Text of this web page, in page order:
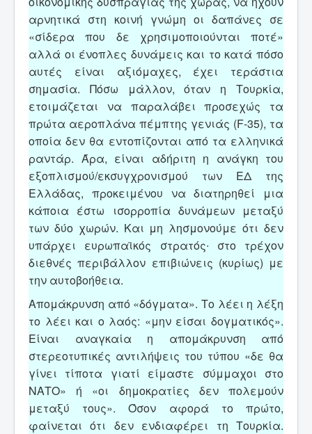
αρνητικά στη κοινή γνώμη οι δαπάνες σε
«σίδερα που δε χρησιμοποιούνται ποτέ»
αλλά οι ένοπλες δυνάμεις και το κατά πόσο
αυτές είναι αξιόμαχες, έχει τεράστια
σημασία. Πόσω μάλλον, όταν η Τουρκία,
ετοιμάζεται να παραλάβει προσεχώς τα
πρώτα αεροπλάνα πέμπτης γενιάς (F-35), τα
οποία δεν θα εντοπίζονται από τα ελληνικά
ραντάρ. Άρα, είναι αδήριτη η ανάγκη του
εξοπλισμού/εκσυγχρονισμού των ΕΔ της
Ελλάδας, προκειμένου να διατηρηθεί μια
κάποια έστω ισορροπία δυνάμεων μεταξύ
των δύο χωρών. Και μη λησμονούμε ότι δεν
υπάρχει ευρωπαϊκός στρατός∙ στο τρέχον
διεθνές περιβάλλον επιβιώνεις (κυρίως) με
την αυτοβοήθεια.
Απομάκρυνση από «δόγματα». Το λέει η λέξη
το λέει και ο λαός: «μην είσαι δογματικός».
Είναι αναγκαία η απομάκρυνση από
στερεοτυπικές αντιλήψεις του τύπου «δε θα
γίνει τίποτα γιατί είμαστε σύμμαχοι στο
ΝΑΤΟ» ή «οι δημοκρατίες δεν πολεμούν
μεταξύ τους». Όσον αφορά το πρώτο,
φαίνεται ότι δεν ενδιαφέρει τη Τουρκία.